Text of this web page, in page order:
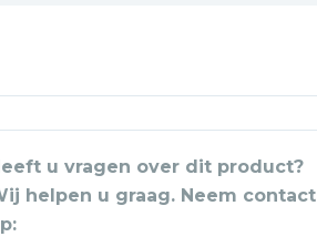
u vragen over dit product?
helpen u graag. Neem contact